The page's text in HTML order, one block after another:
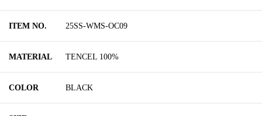
ITEM NO. 25SS-WMS-OC09
MATERIAL TENCEL 100%
COLOR BLACK